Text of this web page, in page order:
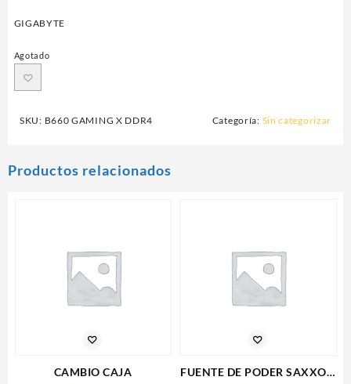
GIGABYTE
Agotado
SKU: B660 GAMING X DDR4 Categoría: Sin categorizar
Productos relacionados
CAMBIO CAJA
FUENTE DE PODER SAXXON